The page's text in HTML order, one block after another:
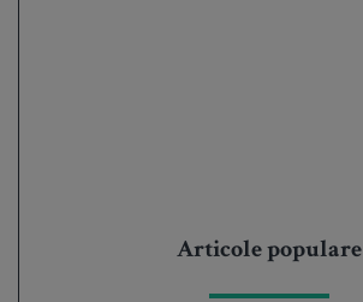
Articole populare